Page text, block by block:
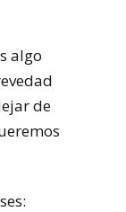
algo
de